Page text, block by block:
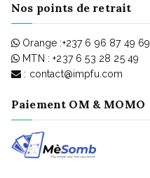
Nos points de retrait
Orange :+237 6 96 87 49 69
MTN :+237 6 53 28 25 49
: contact@impfu.com
Paiement OM & MOMO